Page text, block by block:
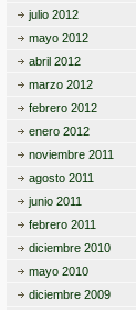
julio 2012
mayo 2012
abril 2012
marzo 2012
febrero 2012
enero 2012
noviembre 2011
agosto 2011
junio 2011
febrero 2011
diciembre 2010
mayo 2010
diciembre 2009